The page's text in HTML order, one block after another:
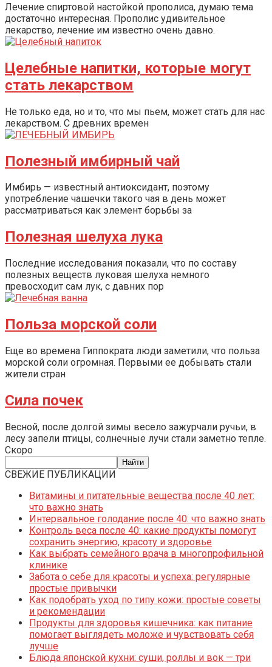
Лечение спиртовой настойкой прополиса, думаю тема
достаточно интересная. Прополис удивительное
лекарство, лечение им известно очень давно.
Целебные напитки, которые могут
стать лекарством
Не только еда, но и то, что мы пьем, может стать для нас
лекарством. С древних времен
Полезный имбирный чай
Имбирь — известный антиоксидант, поэтому
употребление чашечки такого чая в день может
рассматриваться как элемент борьбы за
Полезная шелуха лука
Последние исследования показали, что по составу
полезных веществ луковая шелуха немного
превосходит сам лук, с давних пор
Польза морской соли
Еще во времена Гиппократа люди заметили, что польза
морской соли огромная. Первыми ее добывать стали
жители стран
Сила почек
Весной, после долгой зимы весело зажурчали ручьи, в
лесу запели птицы, солнечные лучи стали заметно тепле.
Скоро
СВЕЖИЕ ПУБЛИКАЦИИ
Витамины и питательные вещества после 40 лет:
что важно знать
Интервальное голодание после 40: что важно знать
Контроль веса после 40: какие продукты помогут
сохранить энергию, красоту и здоровье
Как выбрать семейного врача в многопрофильной
клинике
Забота о себе для красоты и успеха: регулярные
простые привычки
Как подобрать уход по типу кожи: простые советы
и рекомендации
Продукты для здоровья кишечника: как питание
помогает выглядеть моложе и чувствовать себя
лучше
Блюда японской кухни: суши, роллы и вок — три